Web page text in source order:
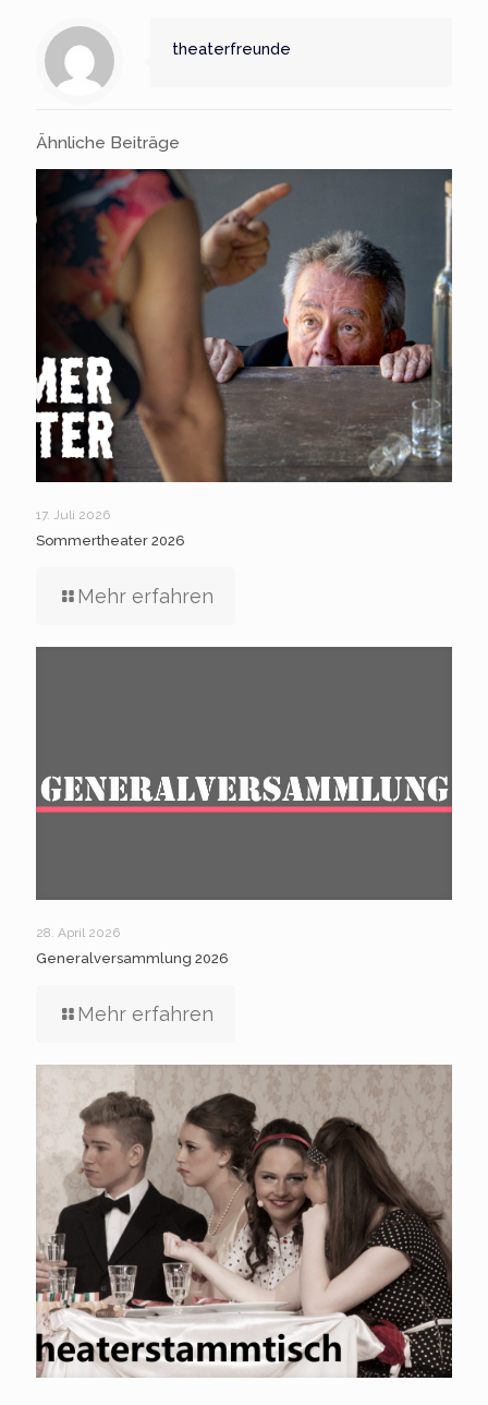
theaterfreunde
Ähnliche Beiträge
17. Juli 2026
Sommertheater 2026
Mehr erfahren
28. April 2026
Generalversammlung 2026
Mehr erfahren